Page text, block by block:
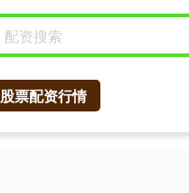
股票配资行情